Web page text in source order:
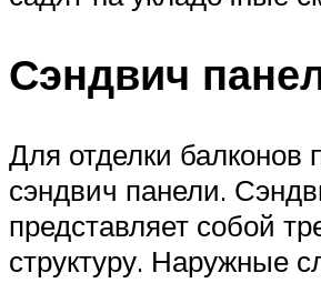
Сэндвич
Для отделки балконов
сэндвич панели.
представляет собой
структуру. Наружные